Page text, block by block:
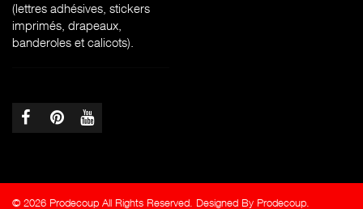
(lettres adhésives, stickers
imprimés, drapeaux,
banderoles et calicots).
© 2026 Prodecoup All Rights Reserved. Designed By Prodecoup.